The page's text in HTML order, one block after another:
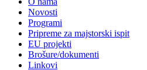
Novosti
Programi
Pripreme za majstorski ispit
EU projekti
Brošure/dokumenti
Linkovi